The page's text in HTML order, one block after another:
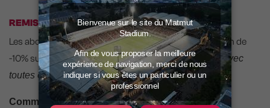
REMISE ABONNÉS
Les abonnés du LOU Rugby bénéficient d'une réduction de
-10% sur leurs achats en boutique ( non cumulables avec
toutes offres en cours).
Comment en profiter ?